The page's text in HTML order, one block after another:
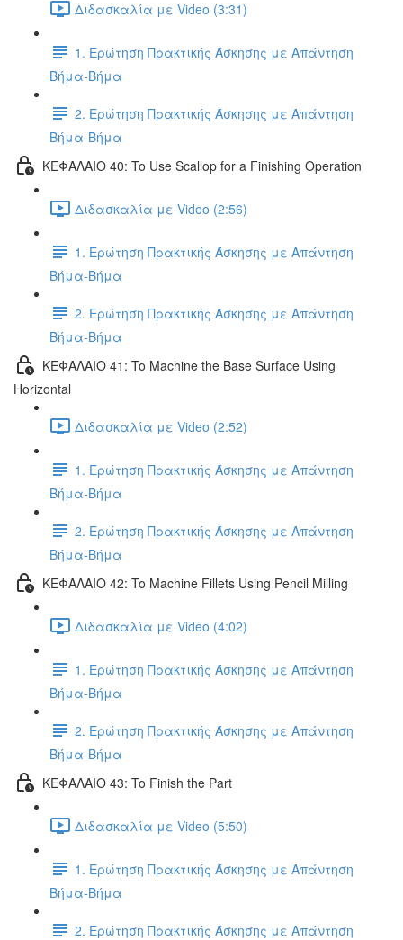
Διδασκαλία με Video (3:31)
1. Ερώτηση Πρακτικής Άσκησης με Απάντηση
Βήμα-Βήμα
2. Ερώτηση Πρακτικής Άσκησης με Απάντηση
Βήμα-Βήμα
ΚΕΦΑΛΑΙΟ 40: To Use Scallop for a Finishing Operation
Διδασκαλία με Video (2:56)
1. Ερώτηση Πρακτικής Άσκησης με Απάντηση
Βήμα-Βήμα
2. Ερώτηση Πρακτικής Άσκησης με Απάντηση
Βήμα-Βήμα
ΚΕΦΑΛΑΙΟ 41: To Machine the Base Surface Using
Horizontal
Διδασκαλία με Video (2:52)
1. Ερώτηση Πρακτικής Άσκησης με Απάντηση
Βήμα-Βήμα
2. Ερώτηση Πρακτικής Άσκησης με Απάντηση
Βήμα-Βήμα
ΚΕΦΑΛΑΙΟ 42: To Machine Fillets Using Pencil Milling
Διδασκαλία με Video (4:02)
1. Ερώτηση Πρακτικής Άσκησης με Απάντηση
Βήμα-Βήμα
2. Ερώτηση Πρακτικής Άσκησης με Απάντηση
Βήμα-Βήμα
ΚΕΦΑΛΑΙΟ 43: To Finish the Part
Διδασκαλία με Video (5:50)
1. Ερώτηση Πρακτικής Άσκησης με Απάντηση
Βήμα-Βήμα
2. Ερώτηση Πρακτικής Άσκησης με Απάντηση